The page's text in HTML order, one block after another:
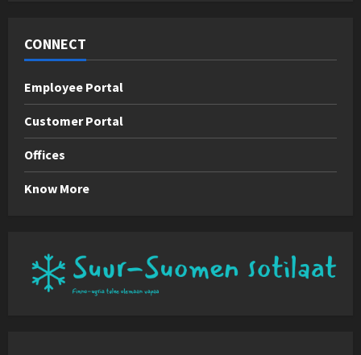
CONNECT
Employee Portal
Customer Portal
Offices
Know More